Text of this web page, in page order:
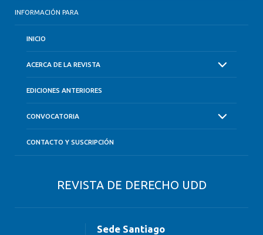
INFORMACIÓN PARA
INICIO
ACERCA DE LA REVISTA
EDICIONES ANTERIORES
CONVOCATORIA
CONTACTO Y SUSCRIPCIÓN
REVISTA DE DERECHO UDD
Sede Santiago